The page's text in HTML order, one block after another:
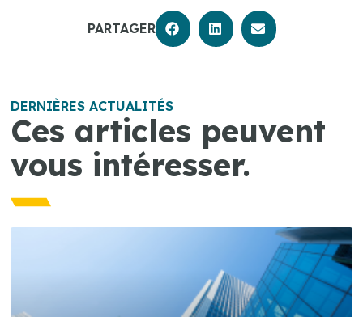
PARTAGER
DERNIÈRES ACTUALITÉS
Ces articles peuvent
vous intéresser.